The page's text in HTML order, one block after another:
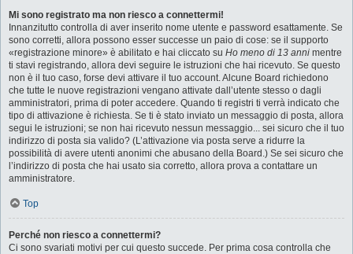
Mi sono registrato ma non riesco a connettermi!
Innanzitutto controlla di aver inserito nome utente e password esattamente. Se
sono corretti, allora possono esser successe un paio di cose: se il supporto
«registrazione minore» è abilitato e hai cliccato su Ho meno di 13 anni mentre
ti stavi registrando, allora devi seguire le istruzioni che hai ricevuto. Se questo
non è il tuo caso, forse devi attivare il tuo account. Alcune Board richiedono
che tutte le nuove registrazioni vengano attivate dall’utente stesso o dagli
amministratori, prima di poter accedere. Quando ti registri ti verrà indicato che
tipo di attivazione è richiesta. Se ti è stato inviato un messaggio di posta, allora
segui le istruzioni; se non hai ricevuto nessun messaggio... sei sicuro che il tuo
indirizzo di posta sia valido? (L’attivazione via posta serve a ridurre la
possibilità di avere utenti anonimi che abusano della Board.) Se sei sicuro che
l’indirizzo di posta che hai usato sia corretto, allora prova a contattare un
amministratore.
Top
Perché non riesco a connettermi?
Ci sono svariati motivi per cui questo succede. Per prima cosa controlla che